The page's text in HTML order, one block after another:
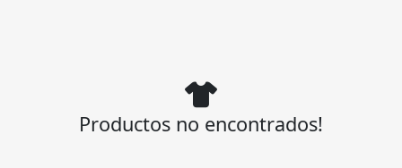
Productos no encontrados!